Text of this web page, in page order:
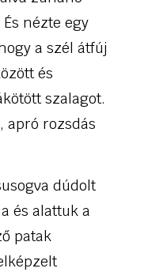
nézte egy
a szél átfúj
és
szalagot.
apró rozsdás
dúdolt
és alattuk a
patak